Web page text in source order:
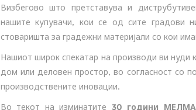
Визбегово што претставува и
нашите купувачи, кои се од сите градови
стоваришта за градежни материјали со кои
Нашиот широк спекатар на производи ви нуди
дом или деловен простор, во согласност со
производствените иновации.
Во текот на изминатите 30 години